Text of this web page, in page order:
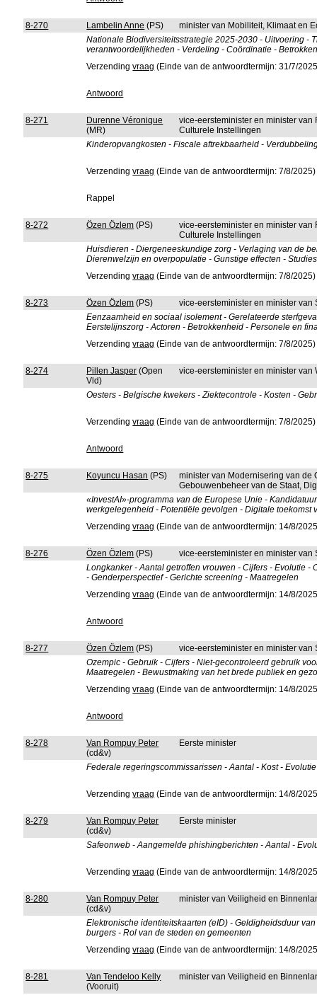
8-270 Lambelin Anne (PS)
minister van Mobiliteit, Klimaat en
Nationale Biodiversiteitsstrategie 2025-2030 - Uitvoering -
verantwoordelijkheden - Verdeling - Coördinatie -
Verzendingvraag (Einde van de antwoordtermijn: 31/7/
Antwoord
8-271
Durenne Véronique
(MR)
vice-eersteminister en minister
Culturele Instellingen
Kinderopvangkosten - Fiscale aftrekbaarheid -
Verzendingvraag (Einde van de antwoordtermijn: 7/8/2025)
Rappel
8-272 Özen Özlem (PS)
vice-eersteminister en minister
Culturele Instellingen
Huisdieren - Diergeneeskundige zorg - Verlaging van de
Dierenwelzijn en overpopulatie - Gunstige effecten -
Verzendingvraag (Einde van de antwoordtermijn: 7/8/2025)
8-273 Özen Özlem (PS)
vice-eersteminister en minister
Eenzaamheid en sociaal isolement - Gerelateerde
Eerstelijnszorg - Actoren - Betrokkenheid - Personele en
Verzendingvraag (Einde van de antwoordtermijn: 7/8/2025)
8-274 Pillen Jasper (Open
Vld)
vice-eersteminister en minister
Oesters - Belgische kwekers - Ziektecontrole - Kosten -
Verzendingvraag (Einde van de antwoordtermijn: 7/8/2025)
Antwoord
8-275 Koyuncu Hasan (PS)
minister van Modernisering van de
Gebouwenbeheer van de Staat,
«InvestAI»-programma van de Europese Unie -
werkgelegenheid - Potentiële gevolgen - Digitale toekomst
Verzendingvraag (Einde van de antwoordtermijn: 14/8/
8-276 Özen Özlem (PS)
vice-eersteminister en minister
Longkanker - Aantal getroffen vrouwen - Cijfers - Evolutie
- Genderperspectief - Gerichte screening - Maatregelen
Verzendingvraag (Einde van de antwoordtermijn: 14/8/
Antwoord
8-277 Özen Özlem (PS)
vice-eersteminister en minister
Ozempic - Gebruik - Cijfers - Niet-gecontroleerd gebruik
Maatregelen - Bewustmaking van het brede publiek en
Verzendingvraag (Einde van de antwoordtermijn: 14/8/
Antwoord
8-278
Van Rompuy Peter
(cd&v)
Eerste minister
Federale regeringscommissarissen - Aantal - Kost -
Verzendingvraag (Einde van de antwoordtermijn: 14/8/
8-279
Van Rompuy Peter
(cd&v)
Eerste minister
Safeonweb - Aangemelde phishingberichten - Aantal -
Verzendingvraag (Einde van de antwoordtermijn: 14/8/
8-280
Van Rompuy Peter
(cd&v)
minister van Veiligheid en
Elektronische identiteitskaarten (eID) - Geldigheidsduur
burgers - Rol van de steden en gemeenten
Verzendingvraag (Einde van de antwoordtermijn: 14/8/
8-281
Van Tendeloo Kelly
(Vooruit)
minister van Veiligheid en